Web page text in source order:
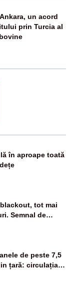
un acord
prin Turcia al
în aproape toată
tot mai
Semnal de
în energie
de peste 7,5
țară: circulația
12:00 și